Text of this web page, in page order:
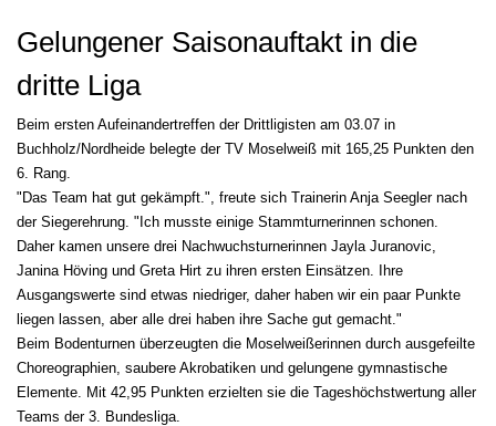
Gelungener Saisonauftakt in die
dritte Liga
Beim ersten Aufeinandertreffen der Drittligisten am 03.07 in
Buchholz/Nordheide belegte der TV Moselweiß mit 165,25 Punkten den
6. Rang.
"Das Team hat gut gekämpft.", freute sich Trainerin Anja Seegler nach
der Siegerehrung. "Ich musste einige Stammturnerinnen schonen.
Daher kamen unsere drei Nachwuchsturnerinnen Jayla Juranovic,
Janina Höving und Greta Hirt zu ihren ersten Einsätzen. Ihre
Ausgangswerte sind etwas niedriger, daher haben wir ein paar Punkte
liegen lassen, aber alle drei haben ihre Sache gut gemacht."
Beim Bodenturnen überzeugten die Moselweißerinnen durch ausgefeilte
Choreographien, saubere Akrobatiken und gelungene gymnastische
Elemente. Mit 42,95 Punkten erzielten sie die Tageshöchstwertung aller
Teams der 3. Bundesliga.